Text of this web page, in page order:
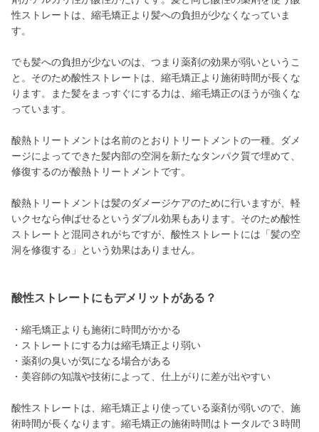
性ストレートは、縮毛矯正より髪への負担が少なくなっていま
す。
でも髪への負担が少ないのは、つまり薬剤の効果が弱いというこ
と。そのため酸性ストレートは、縮毛矯正より施術時間が長くな
ります。また髪をまっすぐにする力は、縮毛矯正のほうが強くな
っています。
酸熱トリートメントは名前のとおりトリートメントの一種。ダメ
ージによってできた髪内部の空洞を新たなタンパク質で埋めて、
修復するのが酸熱トリートメントです。
酸熱トリートメントは髪のダメージケアのために行いますが、軽
いクセなら伸ばせるというダブル効果もあります。そのため酸性
ストレートと混同されがちですが、酸性ストレートには「髪の空
洞を修復する」という効果はありません。
酸性ストレートにもデメリットがある？
・縮毛矯正よりも施術に時間がかかる
・ストレートにする力は縮毛矯正より弱い
・薬剤の臭いが気になる場合がある
・美容師の知識や技術によって、仕上がりに差が出やすい
酸性ストレートは、縮毛矯正より使っている薬剤が弱いので、施
術時間が長くなります。縮毛矯正の施術時間はトータルで３時間